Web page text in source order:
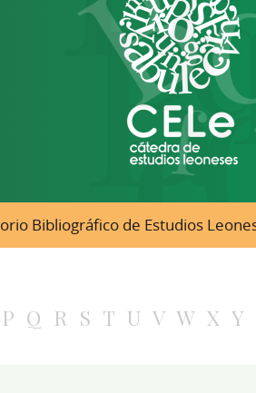
Bibliográfico de Estudios
P Q R S T U V W X Y